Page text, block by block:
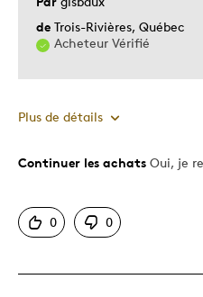
Décrivez-vous
Chasseur
de Trois-Rivières, Québec
Acheteur Vérifié
Plus de détails
Le pour
Motif attrayant
Piêce Souvenir
Continuer les achats Oui, je
0 0